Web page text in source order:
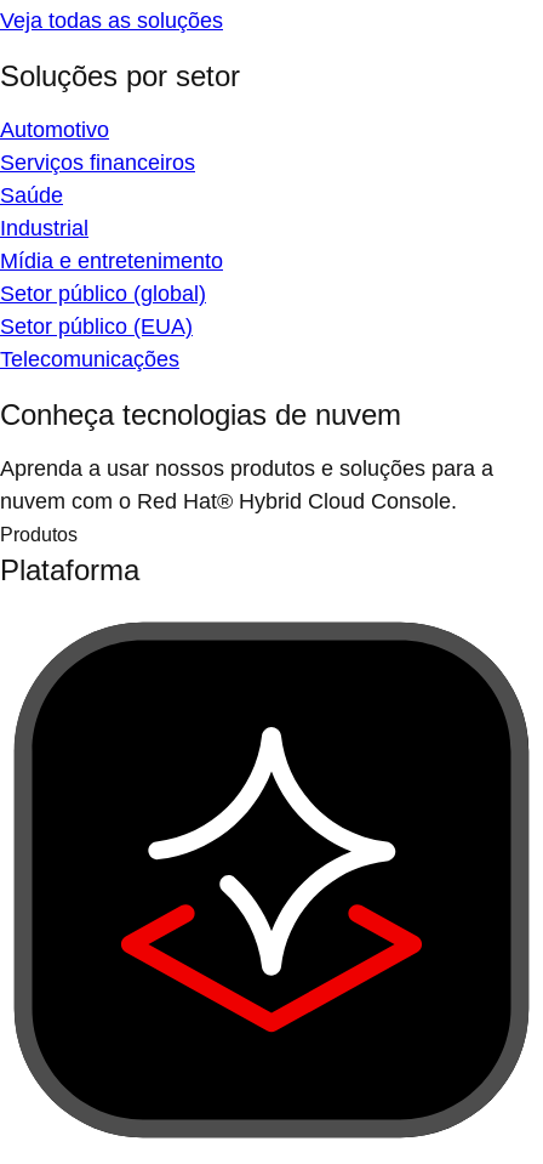
Veja todas as soluções
Soluções por setor
Automotivo
Serviços financeiros
Saúde
Industrial
Mídia e entretenimento
Setor público (global)
Setor público (EUA)
Telecomunicações
Conheça tecnologias de nuvem
Aprenda a usar nossos produtos e soluções para a
nuvem com o Red Hat® Hybrid Cloud Console.
Produtos
Plataforma